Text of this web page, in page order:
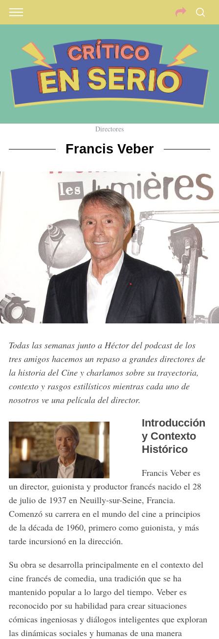
Directores
Francis Veber
Todas las semanas junto a Héctor del podcast de los
tres amigos hacemos un repaso a grandes directores de
la historia del Cine y charlamos sobre su trayectoria,
contexto y rasgos estilísticos mientras cada uno de
nosotros ve una película del director.
Introducción
y Contexto
Histórico
Francis Veber es
un director, guionista y productor francés nacido el 28
de julio de 1937 en Neuilly-sur-Seine, Francia.
Comenzó su carrera en el mundo del cine a principios
de la década de 1960, primero como guionista, y más
tarde incursionó en la dirección.
Su obra se desarrolla principalmente en el contexto del
cine francés de comedia, una tradición que se ha
mantenido popular a lo largo del tiempo. Veber es
reconocido por su habilidad para crear situaciones
cómicas ingeniosas y diálogos inteligentes que exploran
las dinámicas sociales y humanas de una manera